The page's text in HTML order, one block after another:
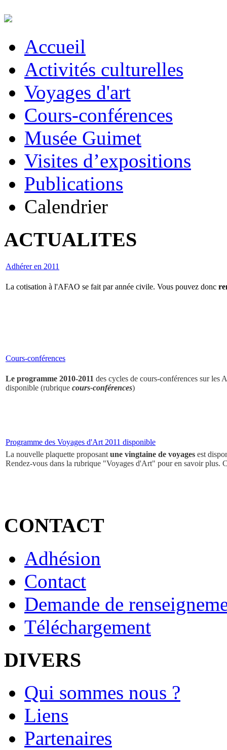
Accueil
Activités culturelles
Voyages d'art
Cours-conférences
Musée Guimet
Visites d’expositions
Publications
Calendrier
ACTUALITES
Adhérer en 2011
La cotisation à l'AFAO se fait par année civile. Vous pouvez donc
Cours-conférences
Le programme 2010-2011 des cycles de cours-conférences sur
disponible (rubrique cours-conférences)
Programme des Voyages d'Art 2011 disponible
La nouvelle plaquette proposantune vingtaine de voyages est
Rendez-vous dans la rubrique "Voyages d'Art" pour en savoir plus.
CONTACT
Adhésion
Contact
Demande de
Téléchargement
DIVERS
Qui sommes nous ?
Liens
Partenaires